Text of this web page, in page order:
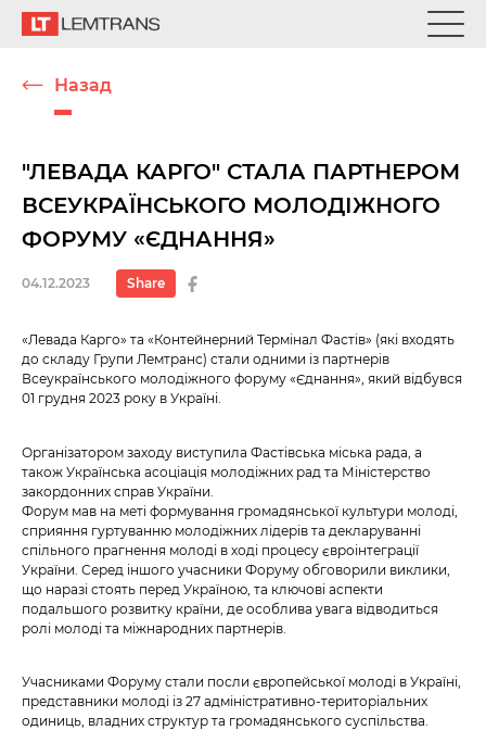
Назад
"ЛЕВАДА КАРГО" СТАЛА ПАРТНЕРОМ
ВСЕУКРАЇНСЬКОГО МОЛОДІЖНОГО
ФОРУМУ «ЄДНАННЯ»
04.12.2023 Share
«Левада Карго» та «Контейнерний Термінал Фастів» (які входять
до складу Групи Лемтранс) стали одними із партнерів
Всеукраїнського молодіжного форуму «Єднання», який відбувся
01 грудня 2023 року в Україні.
Організатором заходу виступила Фастівська міська рада, а
також Українська асоціація молодіжних рад та Міністерство
закордонних справ України.
Форум мав на меті формування громадянської культури молоді,
сприяння гуртуванню молодіжних лідерів та декларуванні
спільного прагнення молоді в ході процесу євроінтеграції
України. Серед іншого учасники Форуму обговорили виклики,
що наразі стоять перед Україною, та ключові аспекти
подальшого розвитку країни, де особлива увага відводиться
ролі молоді та міжнародних партнерів.
Учасниками Форуму стали посли європейської молоді в Україні,
представники молоді із 27 адміністративно-територіальних
одиниць, владних структур та громадянського суспільства.